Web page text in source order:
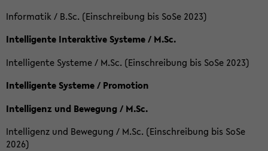
Informatik / B.Sc. (Einschreibung bis SoSe 2023)
Intelligente Interaktive Systeme / M.Sc.
Intelligente Systeme / M.Sc. (Einschreibung bis SoSe 2023)
Intelligente Systeme / Promotion
Intelligenz und Bewegung / M.Sc.
Intelligenz und Bewegung / M.Sc. (Einschreibung bis SoSe
2026)